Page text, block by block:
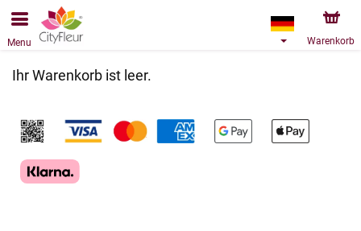
Bestellungen über unseren Onlineshop nehmen wir gerne
entgegen. Der frühestmögliche Liefertermin ist ab dem
10.08.2026 aufgrund von Betriebsurlaub.
Menu Warenkorb
Ihr Warenkorb ist leer.